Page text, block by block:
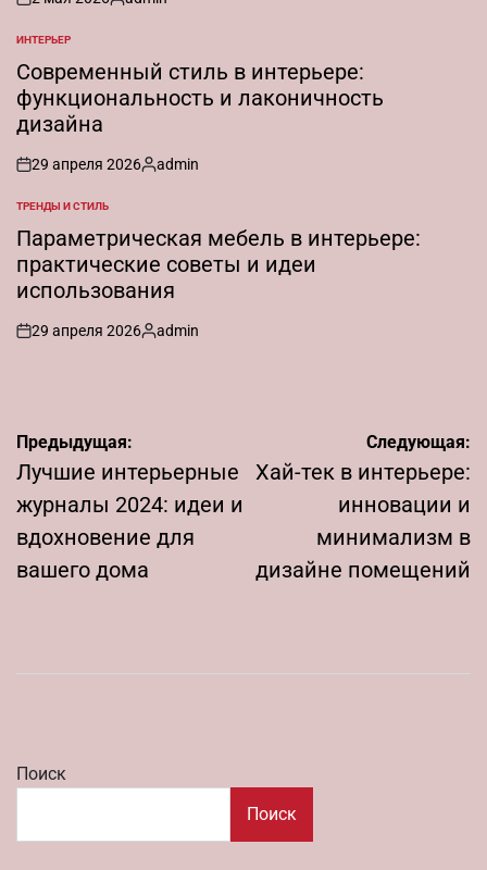
on
Запись
ОПУБЛИКОВАНО
В
ИНТЕРЬЕР
Современный стиль в интерьере:
функциональность и лаконичность
дизайна
on
29 апреля 2026
Запись
admin
ОПУБЛИКОВАНО
В
ТРЕНДЫ И СТИЛЬ
Параметрическая мебель в интерьере:
практические советы и идеи
использования
on
29 апреля 2026
Запись
admin
Навигация
по
записям
Предыдущая:
Лучшие интерьерные
журналы 2024: идеи и
вдохновение для
вашего дома
Следующая:
Хай-тек в интерьере:
инновации и
минимализм в
дизайне помещений
Поиск
Поиск